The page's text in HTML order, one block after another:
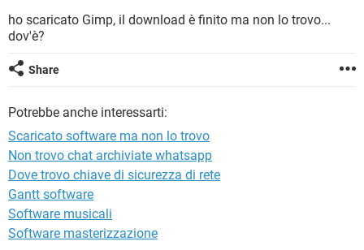
HARDWARE
INSTAGRAM WHATSAPP
HARDWARE
iOS
INSTAGRAM
HARDWARE
ho scaricato Gimp, il download è finito ma non lo trovo...
dov'è?
Share
Potrebbe anche interessarti:
Scaricato software ma non lo trovo
Non trovo chat archiviate whatsapp
Dove trovo chiave di sicurezza di rete
Gantt software
Software musicali
Software masterizzazione